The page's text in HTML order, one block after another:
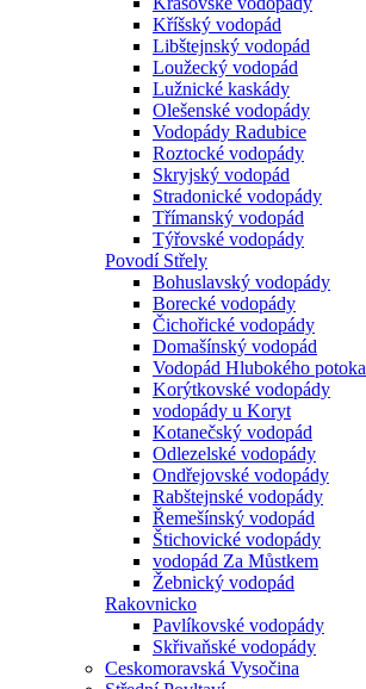
Kříšský vodopád
Libštejnský vodopád
Loužecký vodopád
Lužnické kaskády
Olešenské vodopády
Vodopády Radubice
Roztocké vodopády
Skryjský vodopád
Stradonické vodopády
Třímanský vodopád
Týřovské vodopády
Povodí Střely
Bohuslavský vodopády
Borecké vodopády
Čichořické vodopády
Domašínský vodopád
Vodopád Hlubokého potoka
Korýtkovské vodopády
vodopády u Koryt
Kotanečský vodopád
Odlezelské vodopády
Ondřejovské vodopády
Rabštejnské vodopády
Řemešínský vodopád
Štichovické vodopády
vodopád Za Můstkem
Žebnický vodopád
Rakovnicko
Pavlíkovské vodopády
Skřivaňské vodopády
Ceskomoravská Vysočina